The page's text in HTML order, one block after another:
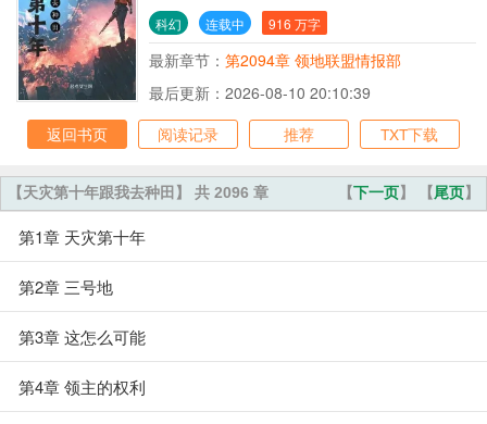
科幻 连载中 916 万字
最新章节： 第2094章 领地联盟情报部
最后更新：2026-08-10 20:10:39
返回书页
阅读记录 推荐 TXT下载
【下一页】 【尾页】
【天灾第十年跟我去种田】 共 2096 章
第1章 天灾第十年
第2章 三号地
第3章 这怎么可能
第4章 领主的权利